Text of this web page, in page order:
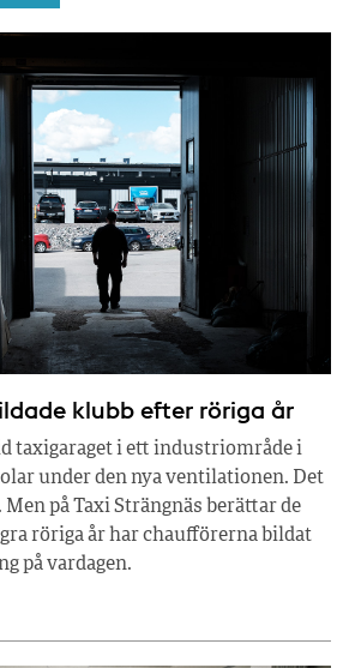
klubb efter röriga år
taxigaraget i ett industriområde i
under den nya ventilationen. Det
på Taxi Strängnäs berättar de
röriga år har chaufförerna bildat
på vardagen.